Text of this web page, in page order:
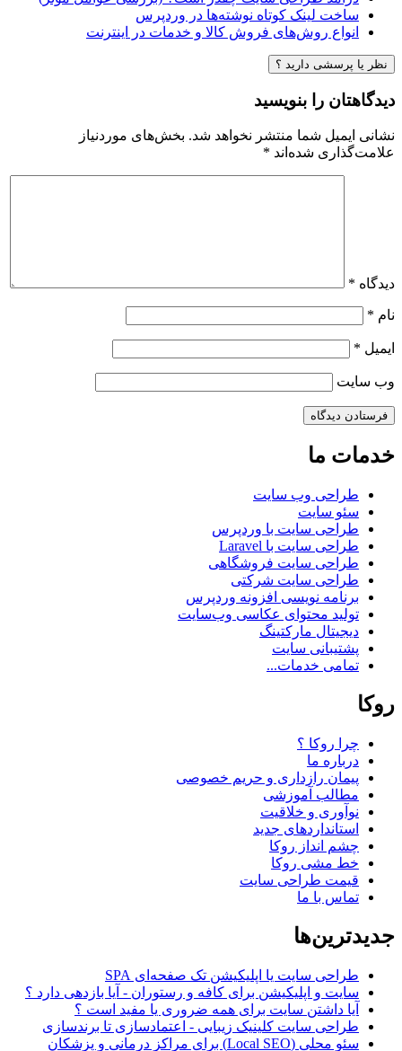
ساخت لینک کوتاه نوشته‌ها در وردپرس
انواع روش‌های فروش کالا و خدمات در اینترنت
نظر یا پرسشی دارید ؟
دیدگاهتان را بنویسید
نشانی ایمیل شما منتشر نخواهد شد. بخش‌های موردنیاز
علامت‌گذاری شده‌اند *
دیدگاه *
نام *
ایمیل *
وب‌ سایت
خدمات ما
طراحی وب سایت
سئو سایت
طراحی سایت با وردپرس
طراحی سایت با Laravel
طراحی سایت فروشگاهی
طراحی سایت شرکتی
برنامه نویسی افزونه وردپرس
تولید محتوای عکاسی وب‌سایت
دیجیتال مارکتینگ
پشتیبانی سایت
تمامی خدمات...
روکا
چرا روکا ؟
درباره ما
پیمان رازداری و حریم خصوصی
مطالب آموزشی
نوآوری و خلاقیت
استانداردهای جدید
چشم انداز روکا
خط مشی روکا
قیمت طراحی سایت
تماس با ما
جدیدترین‌ها
طراحی سایت یا اپلیکیشن تک صفحه‌ای SPA
سایت و اپلیکیشن برای کافه و رستوران - آیا بازدهی دارد ؟
آیا داشتن سایت برای همه ضروری یا مفید است ؟
طراحی سایت کلینیک زیبایی - اعتمادسازی تا برندسازی
سئو محلی (Local SEO) برای مراکز درمانی و پزشکان